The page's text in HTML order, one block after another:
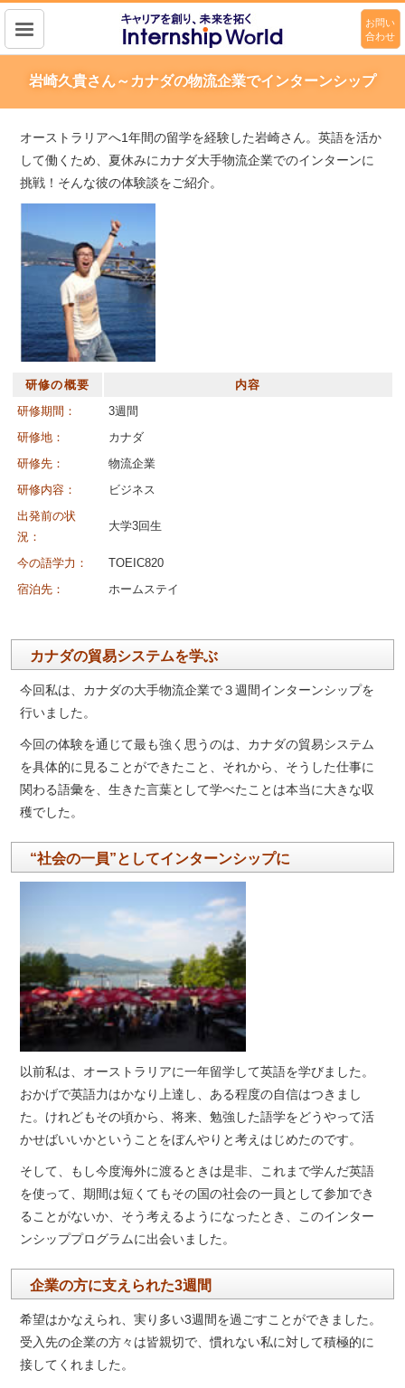
キャリアを作り、未来を拓く
Intership wolrd
お問い
合わせ
岩崎久貴さん～カナダの物流企業でインターンシップ
オーストラリアへ1年間の留学を経験した岩崎さん。英語を活か
して働くため、夏休みにカナダ大手物流企業でのインターンに
挑戦！そんな彼の体験談をご紹介。
研修の概要
内容
研修期間：
3週間
研修地：
カナダ
研修先：
物流企業
研修内容：
ビジネス
出発前の状
況：
大学3回生
今の語学力：
TOEIC820
宿泊先：
ホームステイ
カナダの貿易システムを学ぶ
今回私は、カナダの大手物流企業で３週間インターンシップを
行いました。
今回の体験を通じて最も強く思うのは、カナダの貿易システム
を具体的に見ることができたこと、それから、そうした仕事に
関わる語彙を、生きた言葉として学べたことは本当に大きな収
穫でした。
“社会の一員”としてインターンシップに
以前私は、オーストラリアに一年留学して英語を学びました。
おかげで英語力はかなり上達し、ある程度の自信はつきまし
た。けれどもその頃から、将来、勉強した語学をどうやって活
かせばいいかということをぼんやりと考えはじめたのです。
そして、もし今度海外に渡るときは是非、これまで学んだ英語
を使って、期間は短くてもその国の社会の一員として参加でき
ることがないか、そう考えるようになったとき、このインター
ンシッププログラムに出会いました。
企業の方に支えられた3週間
希望はかなえられ、実り多い3週間を過ごすことができました。
受入先の企業の方々は皆親切で、慣れない私に対して積極的に
接してくれました。